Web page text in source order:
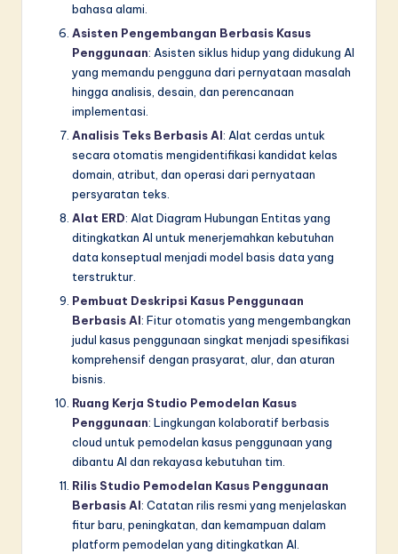
bahasa alami.
Asisten Pengembangan Berbasis Kasus
Penggunaan: Asisten siklus hidup yang didukung AI
yang memandu pengguna dari pernyataan masalah
hingga analisis, desain, dan perencanaan
implementasi.
Analisis Teks Berbasis AI: Alat cerdas untuk
secara otomatis mengidentifikasi kandidat kelas
domain, atribut, dan operasi dari pernyataan
persyaratan teks.
Alat ERD: Alat Diagram Hubungan Entitas yang
ditingkatkan AI untuk menerjemahkan kebutuhan
data konseptual menjadi model basis data yang
terstruktur.
Pembuat Deskripsi Kasus Penggunaan
Berbasis AI: Fitur otomatis yang mengembangkan
judul kasus penggunaan singkat menjadi spesifikasi
komprehensif dengan prasyarat, alur, dan aturan
bisnis.
Ruang Kerja Studio Pemodelan Kasus
Penggunaan: Lingkungan kolaboratif berbasis
cloud untuk pemodelan kasus penggunaan yang
dibantu AI dan rekayasa kebutuhan tim.
Rilis Studio Pemodelan Kasus Penggunaan
Berbasis AI: Catatan rilis resmi yang menjelaskan
fitur baru, peningkatan, dan kemampuan dalam
platform pemodelan yang ditingkatkan AI.